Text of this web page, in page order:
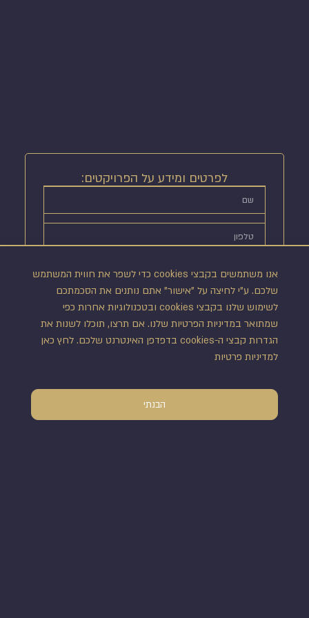
אנו משתמשים בקבצי cookies כדי לשפר את חווית המשתמש
שלכם. ע"י לחיצה על "אישור" אתם נותנים את הסכמתכם
לשימוש שלנו בקבצי cookies ובטכנולוגיות אחרות כפי
שמתואר במדיניות הפרטיות שלנו. אם תרצו, תוכלו לשנות את
הגדרות קבצי ה-cookies בדפדפן האינטרנט שלכם. לחץ כאן
למדיניות פרטיות
הבנתי
לפרטים ומידע על הפרויקטים:
אני מאשר/ת קבלת עדכונים במייל ושימוש בפרטים
בהתאם לתקנון ותנאי השימוש
שליחה